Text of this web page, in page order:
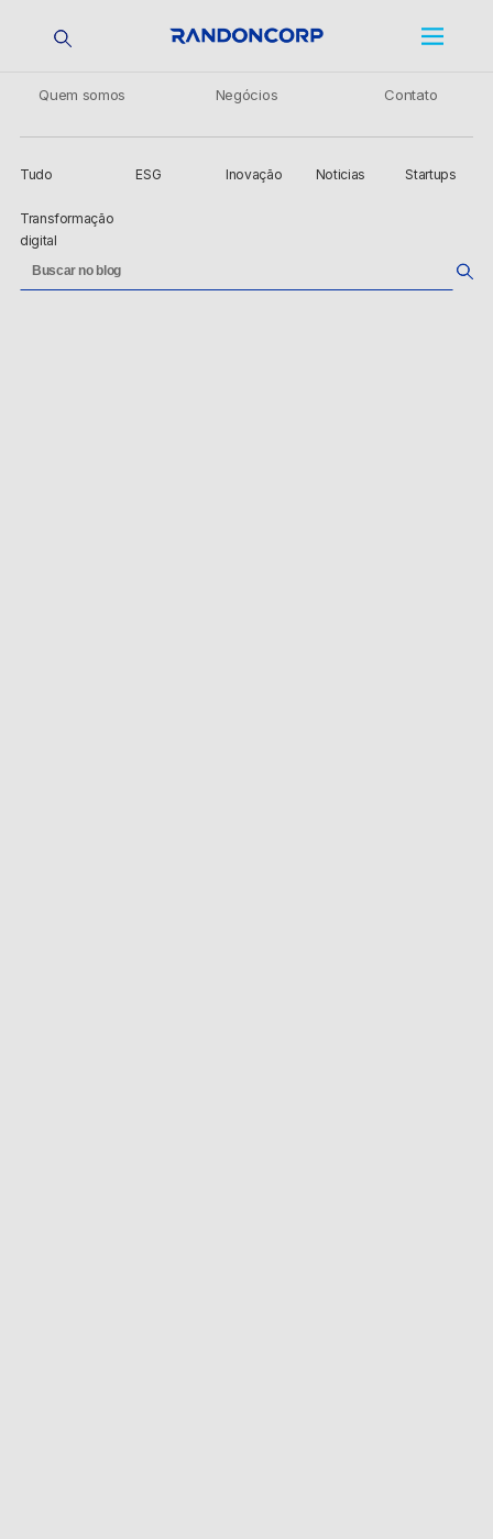
Quem somos Negócios Contato
Tudo ESG Inovação Noticias Startups
Transformação
digital